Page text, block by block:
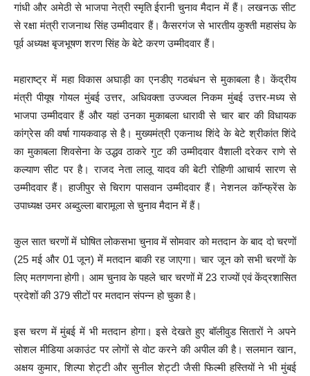
गांधी और अमेठी से भाजपा नेत्री स्मृति ईरानी चुनाव मैदान में हैं। लखनऊ सीट
से रक्षा मंत्री राजनाथ सिंह उम्मीदवार हैं। कैसरगंज से भारतीय कुश्ती महासंघ के
पूर्व अध्यक्ष बृजभूषण शरण सिंह के बेटे करण उम्मीदवार हैं।
महाराष्ट्र में महा विकास अघाड़ी का एनडीए गठबंधन से मुकाबला है। केंद्रीय
मंत्री पीयूष गोयल मुंबई उत्तर, अधिवक्ता उज्ज्वल निकम मुंबई उत्तर-मध्य से
भाजपा उम्मीदवार हैं और यहां उनका मुकाबला धारावी से चार बार की विधायक
कांग्रेस की वर्षा गायकवाड़ से है। मुख्यमंत्री एकनाथ शिंदे के बेटे श्रीकांत शिंदे
का मुकाबला शिवसेना के उद्धव ठाकरे गुट की उम्मीदवार वैशाली दरेकर राणे से
कल्याण सीट पर है। राजद नेता लालू यादव की बेटी रोहिणी आचार्य सारण से
उम्मीदवार हैं। हाजीपुर से चिराग पासवान उम्मीदवार हैं। नेशनल कॉन्फ्रेंस के
उपाध्यक्ष उमर अब्दुल्ला बारामूला से चुनाव मैदान में हैं।
कुल सात चरणों में घोषित लोकसभा चुनाव में सोमवार को मतदान के बाद दो चरणों
(25 मई और 01 जून) में मतदान बाकी रह जाएगा। चार जून को सभी चरणों के
लिए मतगणना होगी। आम चुनाव के पहले चार चरणों में 23 राज्यों एवं केंद्रशासित
प्रदेशों की 379 सीटों पर मतदान संपन्न हो चुका है।
इस चरण में मुंबई में भी मतदान होगा। इसे देखते हुए बॉलीवुड सितारों ने अपने
सोशल मीडिया अकाउंट पर लोगों से वोट करने की अपील की है। सलमान खान,
अक्षय कुमार, शिल्पा शेट्टी और सुनील शेट्टी जैसी फिल्मी हस्तियों ने भी मुंबई